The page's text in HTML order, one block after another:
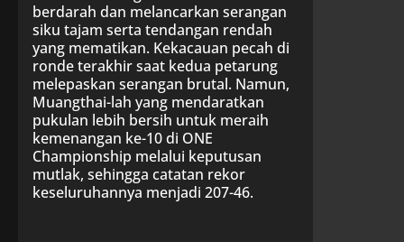
berdarah dan melancarkan serangan
siku tajam serta tendangan rendah
yang mematikan. Kekacauan pecah di
ronde terakhir saat kedua petarung
melepaskan serangan brutal. Namun,
Muangthai-lah yang mendaratkan
pukulan lebih bersih untuk meraih
kemenangan ke-10 di ONE
Championship melalui keputusan
mutlak, sehingga catatan rekor
keseluruhannya menjadi 207-46.